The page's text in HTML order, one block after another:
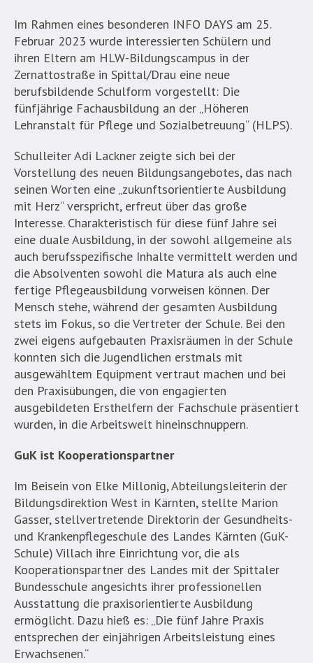
Im Rahmen eines besonderen INFO DAYS am 25.
Februar 2023 wurde interessierten Schülern und
ihren Eltern am HLW-Bildungscampus in der
Zernattostraße in Spittal/Drau eine neue
berufsbildende Schulform vorgestellt: Die
fünfjährige Fachausbildung an der „Höheren
Lehranstalt für Pflege und Sozialbetreuung“ (HLPS).
Schulleiter Adi Lackner zeigte sich bei der
Vorstellung des neuen Bildungsangebotes, das nach
seinen Worten eine „zukunftsorientierte Ausbildung
mit Herz“ verspricht, erfreut über das große
Interesse. Charakteristisch für diese fünf Jahre sei
eine duale Ausbildung, in der sowohl allgemeine als
auch berufsspezifische Inhalte vermittelt werden und
die Absolventen sowohl die Matura als auch eine
fertige Pflegeausbildung vorweisen können. Der
Mensch stehe, während der gesamten Ausbildung
stets im Fokus, so die Vertreter der Schule. Bei den
zwei eigens aufgebauten Praxisräumen in der Schule
konnten sich die Jugendlichen erstmals mit
ausgewähltem Equipment vertraut machen und bei
den Praxisübungen, die von engagierten
ausgebildeten Ersthelfern der Fachschule präsentiert
wurden, in die Arbeitswelt hineinschnuppern.
GuK ist Kooperationspartner
Im Beisein von Elke Millonig, Abteilungsleiterin der
Bildungsdirektion West in Kärnten, stellte Marion
Gasser, stellvertretende Direktorin der Gesundheits-
und Krankenpflegeschule des Landes Kärnten (GuK-
Schule) Villach ihre Einrichtung vor, die als
Kooperationspartner des Landes mit der Spittaler
Bundesschule angesichts ihrer professionellen
Ausstattung die praxisorientierte Ausbildung
ermöglicht. Dazu hieß es: „Die fünf Jahre Praxis
entsprechen der einjährigen Arbeitsleistung eines
Erwachsenen.“